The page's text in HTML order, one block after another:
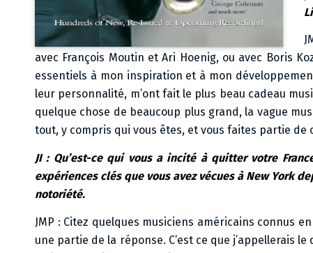
avec François Moutin et Ari Hoenig, ou avec Boris
essentiels à mon inspiration et à mon
leur personnalité, m’ont fait le plus beau cadeau
quelque chose de beaucoup plus grand, la vague
tout, y compris qui vous êtes, et vous faites partie de
JI : Qu’est-ce qui vous a incité à quitter votre
expériences clés que vous avez vécues à New York
notoriété.
JMP : Citez quelques musiciens américains connus
une partie de la réponse. C’est ce que j’appellerais